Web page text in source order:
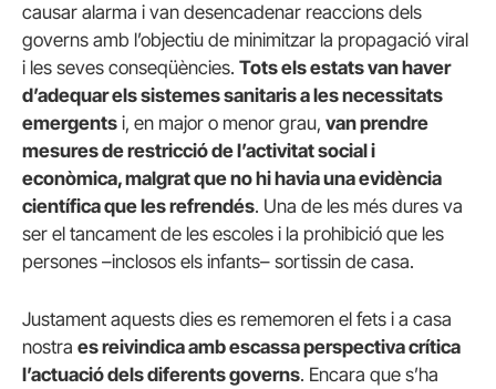
causar alarma i van desencadenar reaccions dels
governs amb l’objectiu de minimitzar la propagació viral
i les seves conseqüències. Tots els estats van haver
d’adequar els sistemes sanitaris a les necessitats
emergents i, en major o menor grau, van prendre
mesures de restricció de l’activitat social i
econòmica, malgrat que no hi havia una evidència
científica que les refrendés. Una de les més dures va
ser el tancament de les escoles i la prohibició que les
persones –inclosos els infants– sortissin de casa.
Justament aquests dies es rememoren el fets i a casa
nostra es reivindica amb escassa perspectiva crítica
l’actuació dels diferents governs. Encara que s’ha